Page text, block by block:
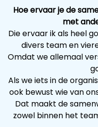
Hoe ervaar je de
met
Die ervaar ik als heel
divers team en
Omdat we allemaal
Als we iets in de
ook bewust wie van
Dat maakt de
zowel binnen het